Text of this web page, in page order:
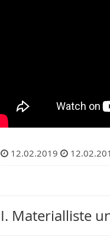
12.02.2019
I. Materialliste